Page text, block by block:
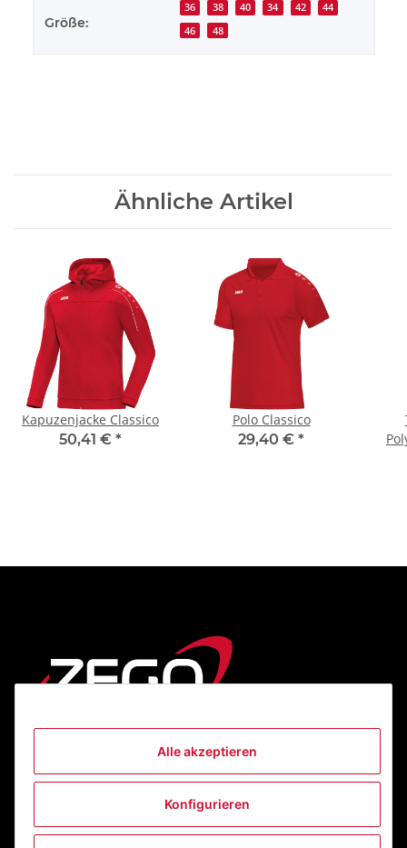
Alle akzeptieren
Konfigurieren
Größe:
36 38 40 34 42
44
46
48
Ähnliche Artikel
Kapuzenjacke Classico
50,41 € *
Polo Classico
29,40 € *
Informationen